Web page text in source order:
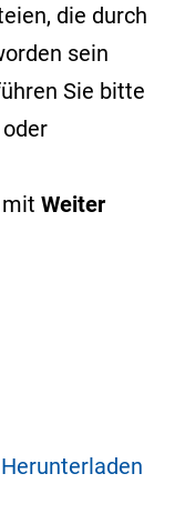
die durch
sein
Sie bitte
mit Weiter